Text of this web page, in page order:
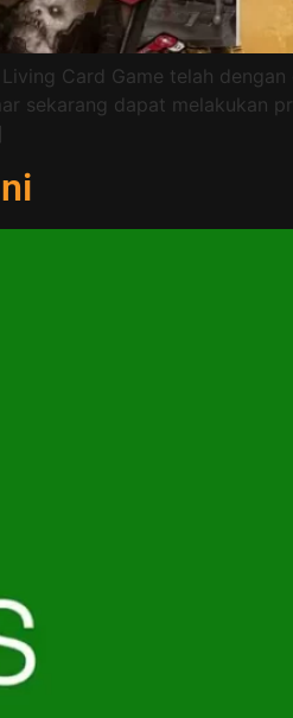
Card Game telah dengan
sekarang dapat melakukan